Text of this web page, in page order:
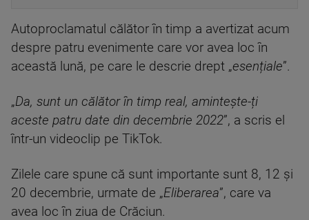
Autoproclamatul călător în timp a avertizat acum
despre patru evenimente care vor avea loc în
această lună, pe care le descrie drept „esențiale”.
„Da, sunt un călător în timp real, amintește-ți
aceste patru date din decembrie 2022”, a scris el
într-un videoclip pe TikTok.
Zilele care spune că sunt importante sunt 8, 12 și
20 decembrie, urmate de „Eliberarea”, care va
avea loc în ziua de Crăciun.